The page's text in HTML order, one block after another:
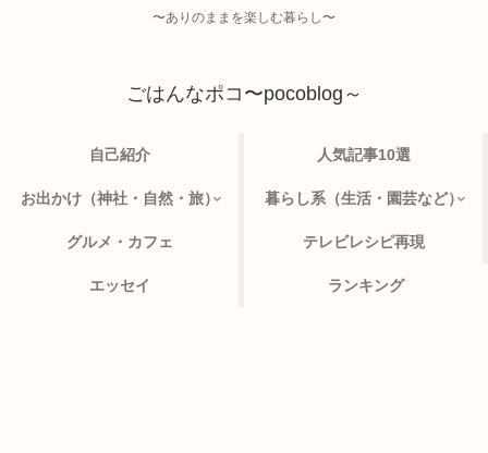
〜ありのままを楽しむ暮らし〜
ごはんなポコ〜pocoblog～
自己紹介 人気記事10選
お出かけ（神社・自然・旅） 暮らし系（生活・園芸など）
グルメ・カフェ テレビレシピ再現
エッセイ ランキング